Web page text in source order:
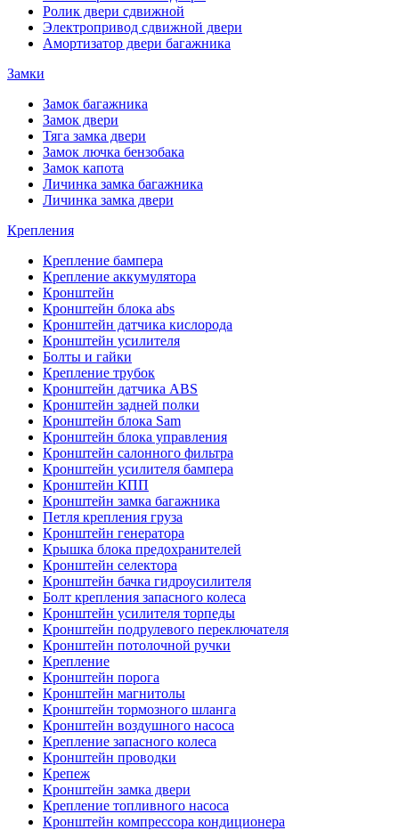
Ролик двери сдвижной
Электропривод сдвижной двери
Амортизатор двери багажника
Замки
Замок багажника
Замок двери
Тяга замка двери
Замок лючка бензобака
Замок капота
Личинка замка багажника
Личинка замка двери
Крепления
Крепление бампера
Крепление аккумулятора
Кронштейн
Кронштейн блока abs
Кронштейн датчика кислорода
Кронштейн усилителя
Болты и гайки
Крепление трубок
Кронштейн датчика ABS
Кронштейн задней полки
Кронштейн блока Sam
Кронштейн блока управления
Кронштейн салонного фильтра
Кронштейн усилителя бампера
Кронштейн КПП
Кронштейн замка багажника
Петля крепления груза
Кронштейн генератора
Крышка блока предохранителей
Кронштейн селектора
Кронштейн бачка гидроусилителя
Болт крепления запасного колеса
Кронштейн усилителя торпеды
Кронштейн подрулевого переключателя
Кронштейн потолочной ручки
Крепление
Кронштейн порога
Кронштейн магнитолы
Кронштейн тормозного шланга
Кронштейн воздушного насоса
Крепление запасного колеса
Кронштейн проводки
Крепеж
Кронштейн замка двери
Крепление топливного насоса
Кронштейн компрессора кондиционера